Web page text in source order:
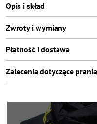
Opis i skład
Zwroty i wymiany
Płatność i dostawa
Zalecenia dotyczące prania